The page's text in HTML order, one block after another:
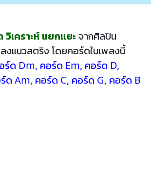
เคราะห์ แยกแยะ จากศิลปิน
งแนวสตริง โดยคอร์ดในเพลงนี้
ร์ด Dm, คอร์ด Em, คอร์ด D,
ด Am, คอร์ด C, คอร์ด G, คอร์ด B